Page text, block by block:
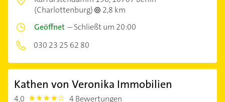
(Charlottenburg)
2,8 km
Geöffnet –Schließt um 20:00
030 23 25 62 80
Kathen von Veronika Immobilien
4,0 4.0 4 Bewertungen